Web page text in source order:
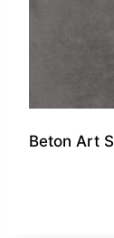
Beton Art